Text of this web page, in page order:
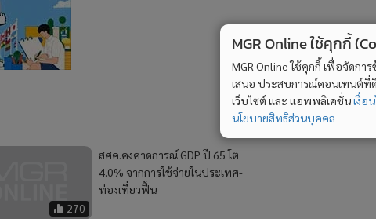
270
สศค.คงคาดการณ์ GDP ปี 65 โต
4.0% จากการใช้จ่ายในประเทศ-
ท่องเที่ยวฟื้น
MGR Online ใช้คุกกี้
MGR Online ใช้คุกกี้ เพื่อจัดก
เสนอ ประสบการณ์คอนเทนต์
เว็บไซต์ และ แอพพลิเคชั่นเงื่อ
นโยบายสิทธิส่วนบุคคล